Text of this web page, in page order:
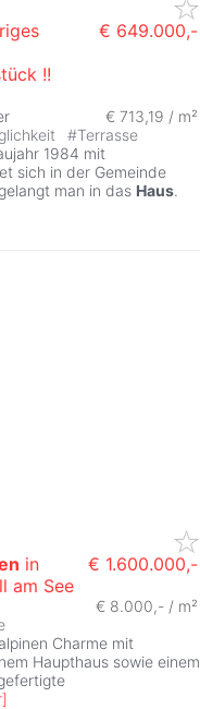
!!
€ 649.000,-
€ 713,19 / m²
#Terrasse
1984 mit
sich in der Gemeinde
man in das Haus.
in
am See
€ 1.600.000,-
€ 8.000,- / m²
Charme mit
Haupthaus sowie einem
]